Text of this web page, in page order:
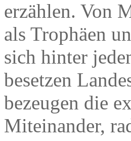
erzählen. Von
als Trophäen
sich hinter
besetzen
bezeugen die
Miteinander,